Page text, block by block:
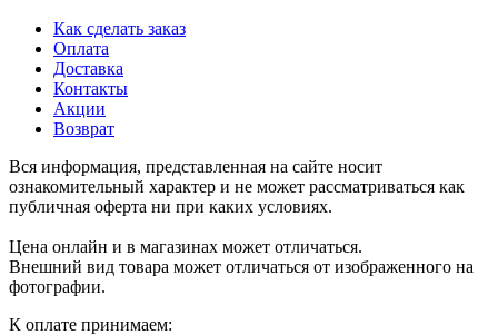
Как сделать заказ
Оплата
Доставка
Контакты
Акции
Возврат
Вся информация, представленная на сайте носит
ознакомительный характер и не может рассматриваться как
публичная оферта ни при каких условиях.
Цена онлайн и в магазинах может отличаться.
Внешний вид товара может отличаться от изображенного на
фотографии.
К оплате принимаем: